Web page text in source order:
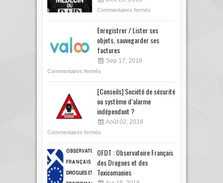
Commentaires fermés
Enregistrer / Lister ses
objets, sauvegarder ses
factures
Sep 17, 2018
Commentaires fermés
[Conseils] Société de sécurité
ou système d’alarme
indépendant ?
Août 02, 2018
Commentaires fermés
OFDT : Observatoire Français
des Drogues et des
Toxicomanies